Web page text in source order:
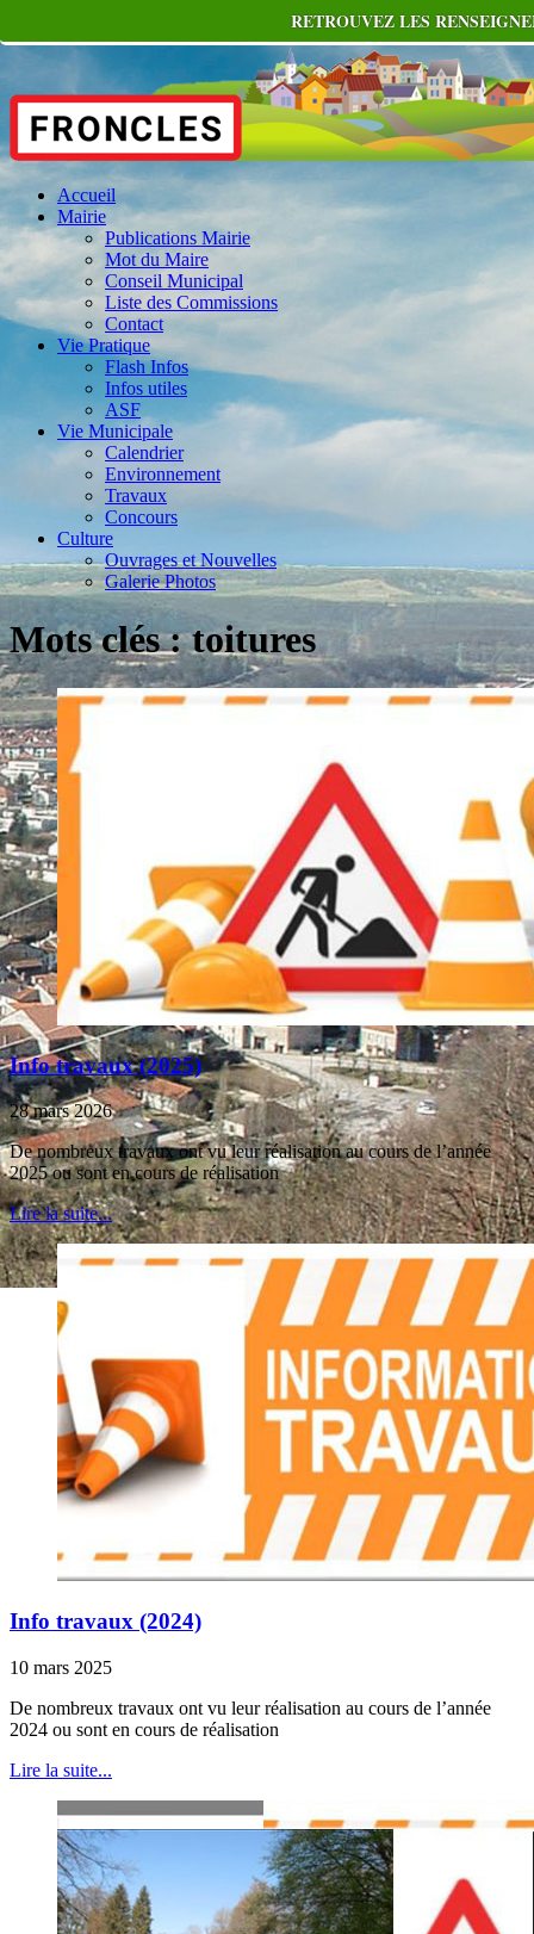
Accueil
Mairie
Publications Mairie
Mot du Maire
Conseil Municipal
Liste des Commissions
Contact
Vie Pratique
Flash Infos
Infos utiles
ASF
Vie Municipale
Calendrier
Environnement
Travaux
Concours
Culture
Ouvrages et Nouvelles
Galerie Photos
Mots clés : toitures
Info travaux (2025)
28 mars 2026
De nombreux travaux ont vu leur réalisation au cours de l’année
2025 ou sont en cours de réalisation
Lire la suite...
Info travaux (2024)
10 mars 2025
De nombreux travaux ont vu leur réalisation au cours de l’année
2024 ou sont en cours de réalisation
Lire la suite...
RETROUVEZ LES